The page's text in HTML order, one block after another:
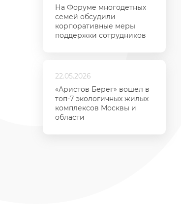
На Форуме многодетных
семей обсудили
корпоративные меры
поддержки сотрудников
22.05.2026
«Аристов Берег» вошел в
топ-7 экологичных жилых
комплексов Москвы и
области